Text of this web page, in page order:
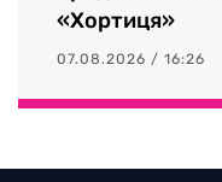
«Хортиця»
07.08.2026 / 16:26